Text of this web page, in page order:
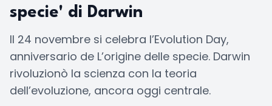
specie' di Darwin
Il 24 novembre si celebra l’Evolution Day,
anniversario de L’origine delle specie. Darwin
rivoluzionò la scienza con la teoria
dell’evoluzione, ancora oggi centrale.